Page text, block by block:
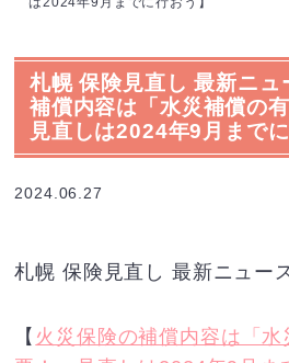
札幌 保険見直し 最新ニュ
補償内容は「水災補償の
見直しは2024年9月までに
2024.06.27
札幌 保険見直し 最新ニュー
【 火災保険の補償内容は「